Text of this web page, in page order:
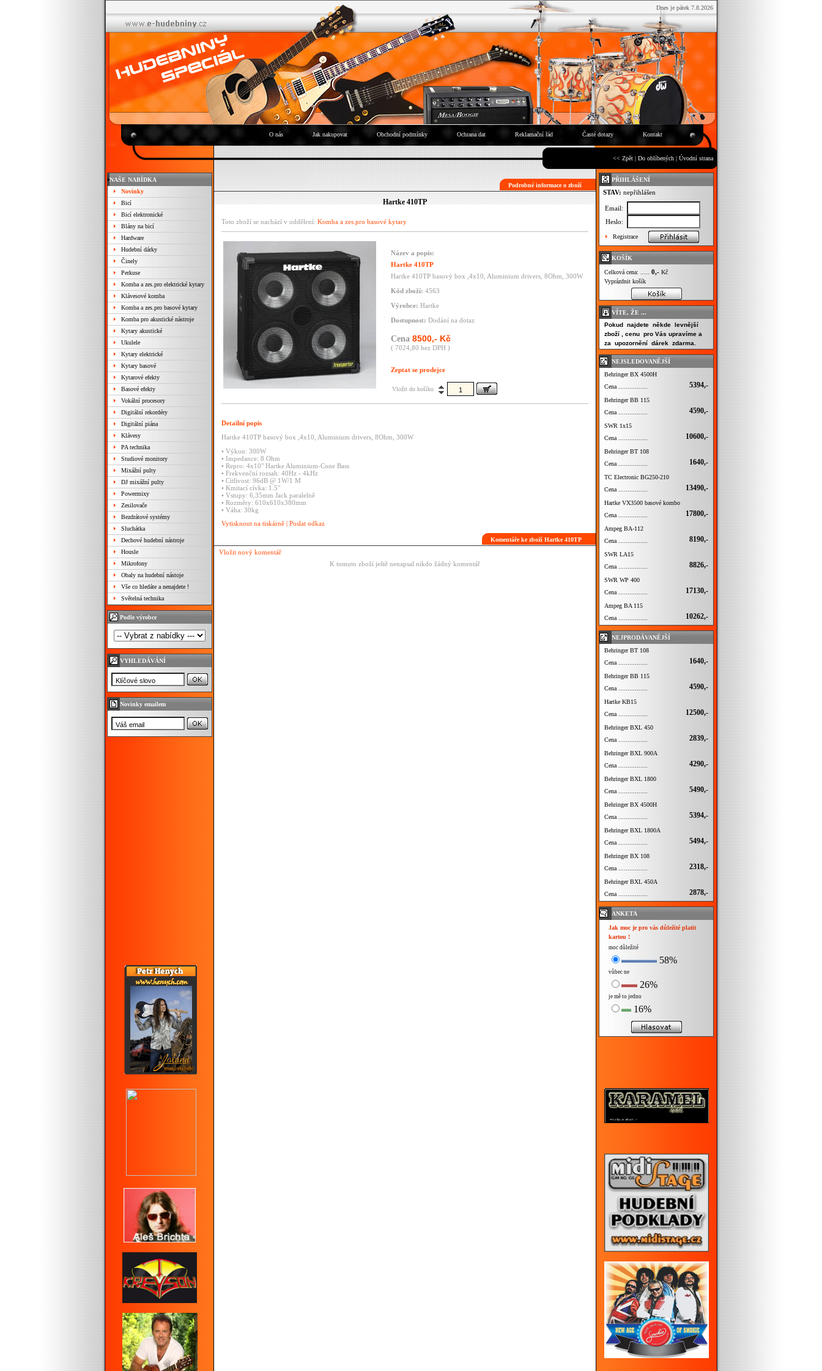
Dnes je pátek 7.8.2026
O nás Jak nakupovat Obchodní podmínky Ochrana dat Reklamační řád Časté dotazy Kontakt
<< Zpět | Do oblíbených | Úvodní strana
NAŠE NABÍDKA
Novinky
Bicí
Bicí elektronické
Blány na bicí
Hardware
Hudební dárky
Činely
Perkuse
Komba a zes.pro elektrické kytary
Klávesové komba
Komba a zes.pro basové kytary
Komba pro akustické nástroje
Kytary akustické
Ukulele
Kytary elektrické
Kytary basové
Kytarové efekty
Basové efekty
Vokální procesory
Digitální rekordéry
Digitální piána
Klávesy
PA technika
Studiové monitory
Mixážní pulty
DJ mixážní pulty
Powermixy
Zesilovače
Bezdrátové systémy
Sluchátka
Dechové hudební nástroje
Housle
Mikrofony
Obaly na hudební nástoje
Vše co hledáte a nenajdete !
Světelná technika
Podle výrobce
VYHLEDÁVÁNÍ
Novinky emailem
Podrobné informace o zboží
Hartke 410TP
Toto zboží se nachází v oddělení: Komba a zes.pro basové kytary
Název a popis:
Hartke 410TP
Hartke 410TP basový box ,4x10, Aluminium drivers, 8Ohm, 300W
Kód zboží: 4563
Výrobce: Hartke
Dostupnost: Dodání na dotaz
Cena 8500,- Kč
( 7024,80 bez DPH )
Zeptat se prodejce
Vložit do košíku
Detailní popis
Hartke 410TP basový box ,4x10, Aluminium drivers, 8Ohm, 300W
• Výkon: 300W
• Impedance: 8 Ohm
• Repro: 4x10" Hartke Aluminium-Cone Bass
• Frekvenční rozsah: 40Hz - 4kHz
• Citlivost: 96dB @ 1W/1 M
• Kmitací cívka: 1.5"
• Vstupy: 6,35mm Jack paralelně
• Rozměry: 610x610x380mm
• Váha: 30kg
Vytisknout na tiskárně | Poslat odkaz
Komentáře ke zboží Hartke 410TP
Vložit nový komentář
K tomuto zboží ještě nenapsal nikdo žádný komentář
PŘIHLÁŠENÍ
STAV: nepřihlášen
Email:
Heslo:
Registrace
KOŠÍK
Celková cena: ..... 0,- Kč
Vyprázdnit košík
VÍTE, ŽE ...
Pokud najdete někde levnější
zboží , cenu pro Vás upravíme a
za upozornění dárek zdarma.
NEJSLEDOVANĚJŠÍ
Behringer BX 4500H
Cena ................
5394,-
Behringer BB 115
Cena ................
4590,-
SWR 1x15
Cena ................
10600,-
Behringer BT 108
Cena ................
1640,-
TC Electronic BG250-210
Cena ................
13490,-
Hartke VX3500 basové kombo
Cena ................
17800,-
Ampeg BA-112
Cena ................
8190,-
SWR LA15
Cena ................
8826,-
SWR WP 400
Cena ................
17130,-
Ampeg BA 115
Cena ................
10262,-
NEJPRODÁVANĚJŠÍ
Behringer BT 108
Cena ................
1640,-
Behringer BB 115
Cena ................
4590,-
Hartke KB15
Cena ................
12500,-
Behringer BXL 450
Cena ................
2839,-
Behringer BXL 900A
Cena ................
4290,-
Behringer BXL 1800
Cena ................
5490,-
Behringer BX 4500H
Cena ................
5394,-
Behringer BXL 1800A
Cena ................
5494,-
Behringer BX 108
Cena ................
2318,-
Behringer BXL 450A
Cena ................
2878,-
ANKETA
Jak moc je pro vás důležité platit
kartou !
moc důležité
58%
vůbec ne
26%
je mě to jedno
16%